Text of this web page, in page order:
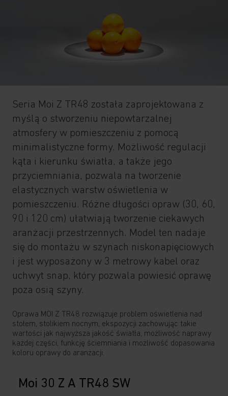
Seria Moi Z TR48 została zaprojektowana z
myślą o stworzeniu niepowtarzalnej
atmosfery w pomieszczeniu z pomocą
minimalistyczne formy. Możliwość regulacji
kąta i kierunku światła, a także jego
przyciemniania, pozwala na tworzenie
elastycznych warstw oświetlenia w
pomieszczeniu. Różne długości opraw (30, 60,
90 i 120 cm) ułatwiają tworzenie ciekawych
aranżacji przestrzennych. Model ten nadaje
się do montażu w szynach niskonapięciowych
i jest wyposażony w 3 metrowy kabel oraz
uchwyt snap, który pozwala powiesić oprawę
poza osią szyny.
Oprawa MOI Z TR48 rozwiązuje problem oświetlenia nad
stołem, stolikiem nocnym, ekspozycji zachowując takie
wartości jak najwyższa jakość światła, możliwość naprawy
każdej części, funkcję ściemniania i możliwość dopasowania
koloru oprawy do aranżacji.
Moi 30 Z A TR48 SW